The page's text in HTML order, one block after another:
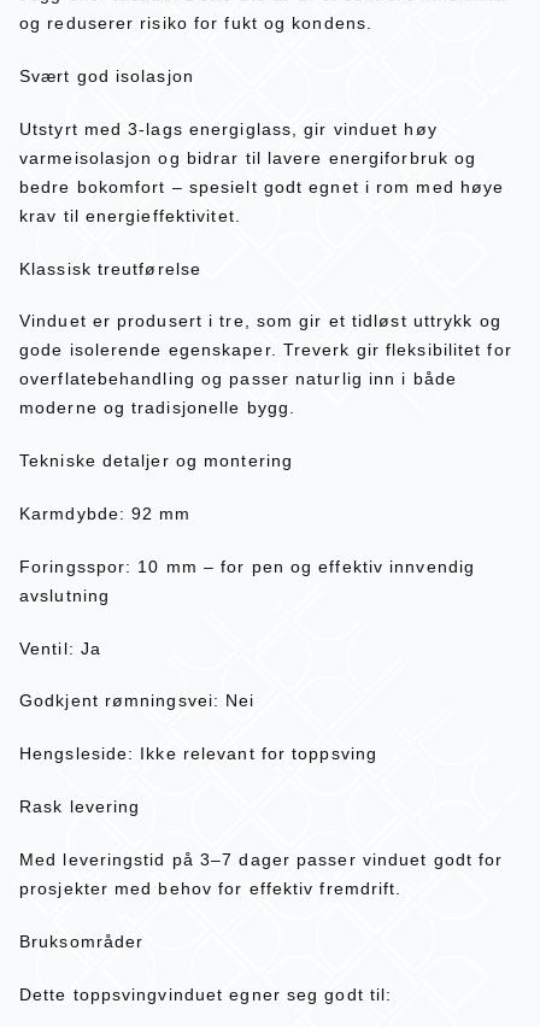
og reduserer risiko for fukt og kondens.
Svært god isolasjon
Utstyrt med 3-lags energiglass, gir vinduet høy
varmeisolasjon og bidrar til lavere energiforbruk og
bedre bokomfort – spesielt godt egnet i rom med høye
krav til energieffektivitet.
Klassisk treutførelse
Vinduet er produsert i tre, som gir et tidløst uttrykk og
gode isolerende egenskaper. Treverk gir fleksibilitet for
overflatebehandling og passer naturlig inn i både
moderne og tradisjonelle bygg.
Tekniske detaljer og montering
Karmdybde: 92 mm
Foringsspor: 10 mm – for pen og effektiv innvendig
avslutning
Ventil: Ja
Godkjent rømningsvei: Nei
Hengsleside: Ikke relevant for toppsving
Rask levering
Med leveringstid på 3–7 dager passer vinduet godt for
prosjekter med behov for effektiv fremdrift.
Bruksområder
Dette toppsvingvinduet egner seg godt til: